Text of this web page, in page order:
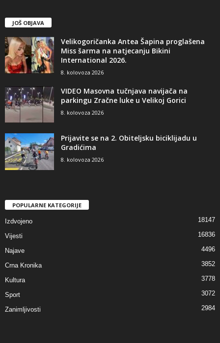
JOŠ OBJAVA
Velikogoričanka Antea Šapina proglašena
Miss šarma na natjecanju Bikini
International 2026.
8. kolovoza 2026
VIDEO Masovna tučnjava navijača na
parkingu Zračne luke u Velikoj Gorici
8. kolovoza 2026
Prijavite se na 2. Obiteljsku biciklijadu u
Gradićima
8. kolovoza 2026
POPULARNE KATEGORIJE
Izdvojeno 18147
Vijesti 16836
Najave 4496
Crna Kronika 3852
Kultura 3778
Sport 3072
Zanimljivosti 2984